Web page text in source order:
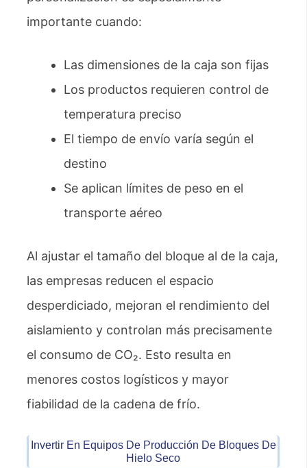
importante cuando:
Las dimensiones de la caja son fijas
Los productos requieren control de
temperatura preciso
El tiempo de envío varía según el
destino
Se aplican límites de peso en el
transporte aéreo
Al ajustar el tamaño del bloque al de la caja,
las empresas reducen el espacio
desperdiciado, mejoran el rendimiento del
aislamiento y controlan más precisamente
el consumo de CO₂. Esto resulta en
menores costos logísticos y mayor
fiabilidad de la cadena de frío.
Invertir En Equipos De Producción De Bloques De
Hielo Seco